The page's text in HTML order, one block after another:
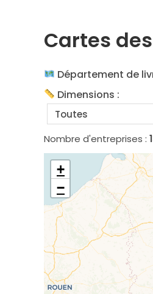
Cartes
Département de
Dimensions :
Nombre d'entreprises :
+
−